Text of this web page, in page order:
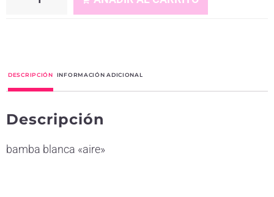
e
n
t
DESCRIPCIÓN INFORMACIÓN ADICIONAL
Descripción
bamba blanca «aire»